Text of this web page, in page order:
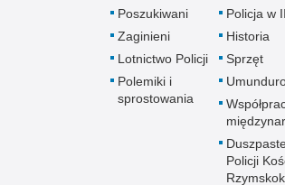
Poszukiwani
Zaginieni
Lotnictwo Policji
Polemiki i
sprostowania
Policja w
Historia
Sprzęt
Policji